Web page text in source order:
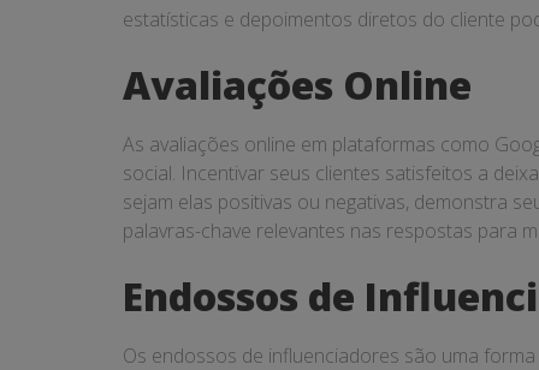
estatísticas e depoimentos diretos do cliente
Avaliações Online
As avaliações online em plataformas como
social. Incentivar seus clientes satisfeitos a
sejam elas positivas ou negativas, demonstra
palavras-chave relevantes nas respostas para
Endossos de
Os endossos de influenciadores são uma